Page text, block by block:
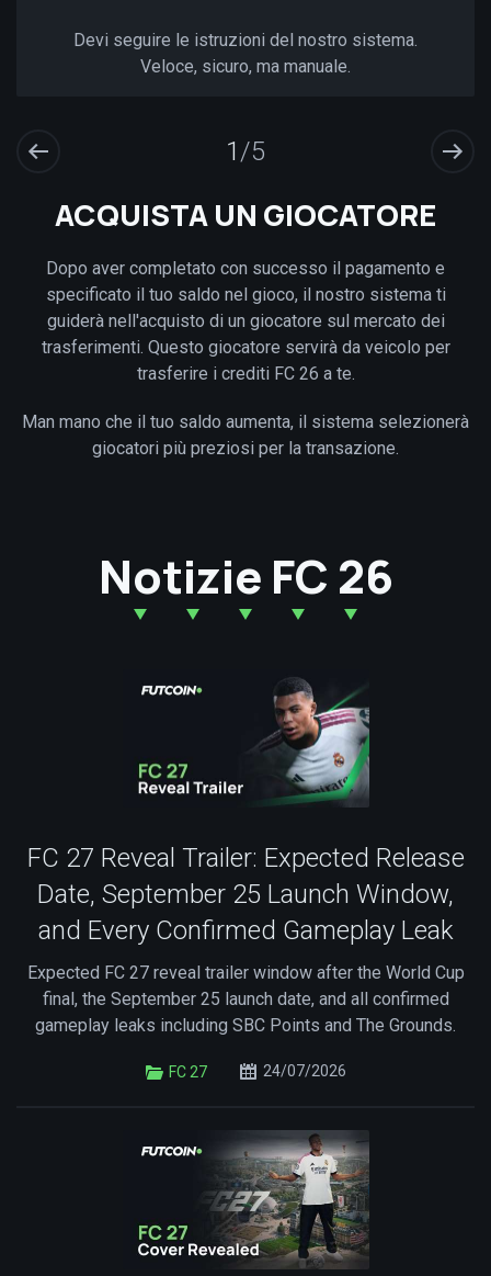
Devi seguire le istruzioni del nostro sistema.
Veloce, sicuro, ma manuale.
1 /5
ACQUISTA UN GIOCATORE
Dopo aver completato con successo il pagamento e
specificato il tuo saldo nel gioco, il nostro sistema ti
guiderà nell'acquisto di un giocatore sul mercato dei
trasferimenti. Questo giocatore servirà da veicolo per
trasferire i crediti FC 26 a te.
Man mano che il tuo saldo aumenta, il sistema selezionerà
giocatori più preziosi per la transazione.
Notizie FC 26
FC 27 Reveal Trailer: Expected Release
Date, September 25 Launch Window,
and Every Confirmed Gameplay Leak
Expected FC 27 reveal trailer window after the World Cup
final, the September 25 launch date, and all confirmed
gameplay leaks including SBC Points and The Grounds.
FC 27 24/07/2026